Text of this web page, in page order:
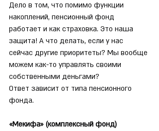
Дело в том, что помимо функции
накоплений, пенсионный фонд
работает и как страховка. Это наша
защита! А что делать, если у нас
сейчас другие приоритеты? Мы вообще
можем как-то управлять своими
собственными деньгами?
Ответ зависит от типа пенсионного
фонда.
«Мекифа» (комплексный фонд)